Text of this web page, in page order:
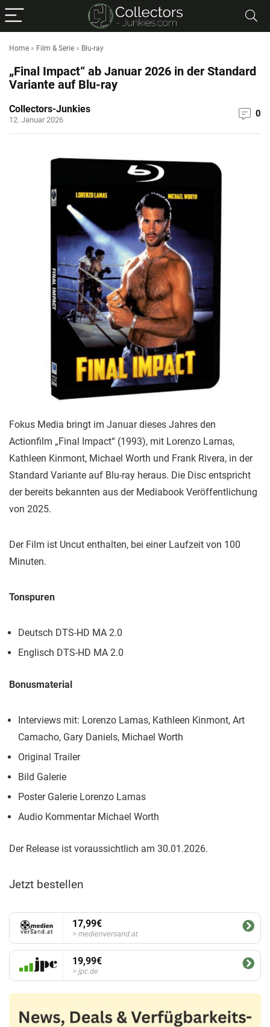
Home » Film & Serie » Blu-ray
„Final Impact“ ab Januar 2026 in der Standard
Variante auf Blu-ray
Collectors-Junkies
12. Januar 2026
0
Fokus Media bringt im Januar dieses Jahres den
Actionfilm „Final Impact“ (1993), mit Lorenzo Lamas,
Kathleen Kinmont, Michael Worth und Frank Rivera, in der
Standard Variante auf Blu-ray heraus. Die Disc entspricht
der bereits bekannten aus der Mediabook Veröffentlichung
von 2025.
Der Film ist Uncut enthalten, bei einer Laufzeit von 100
Minuten.
Tonspuren
Deutsch DTS-HD MA 2.0
Englisch DTS-HD MA 2.0
Bonusmaterial
Interviews mit: Lorenzo Lamas, Kathleen Kinmont, Art
Camacho, Gary Daniels, Michael Worth
Original Trailer
Bild Galerie
Poster Galerie Lorenzo Lamas
Audio Kommentar Michael Worth
Der Release ist voraussichtlich am 30.01.2026.
Jetzt bestellen
17,99€
medienversand.at
19,99€
jpc.de